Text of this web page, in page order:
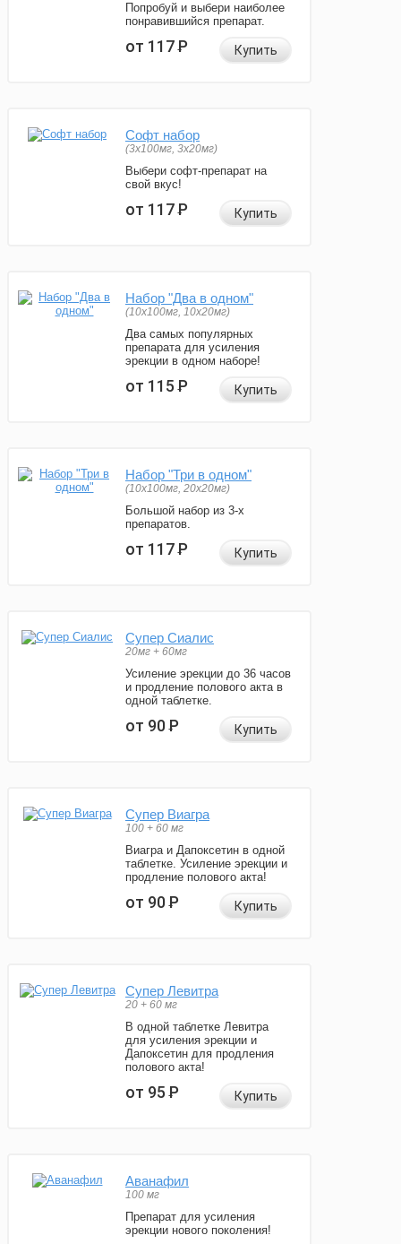
Попробуй и выбери наиболее
понравившийся препарат.
от 117Р Купить
Софт набор
(3x100мг, 3x20мг)
Выбери софт-препарат на
свой вкус!
от 117Р Купить
Набор "Два в одном"
(10x100мг, 10x20мг)
Два самых популярных
препарата для усиления
эрекции в одном наборе!
от 115Р Купить
Набор "Три в одном"
(10x100мг, 20x20мг)
Большой набор из 3-х
препаратов.
от 117Р Купить
Супер Сиалис
20мг + 60мг
Усиление эрекции до 36 часов
и продление полового акта в
одной таблетке.
от 90Р Купить
Супер Виагра
100 + 60 мг
Виагра и Дапоксетин в одной
таблетке. Усиление эрекции и
продление полового акта!
от 90Р Купить
Супер Левитра
20 + 60 мг
В одной таблетке Левитра
для усиления эрекции и
Дапоксетин для продления
полового акта!
от 95Р Купить
Аванафил
100 мг
Препарат для усиления
эрекции нового поколения!